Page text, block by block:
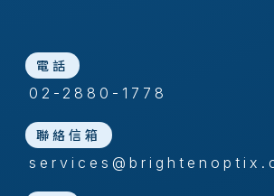
電話
02-2880-1778
聯絡信箱